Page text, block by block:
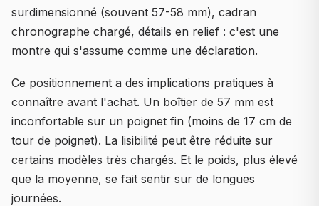
surdimensionné (souvent 57-58 mm), cadran
chronographe chargé, détails en relief : c'est une
montre qui s'assume comme une déclaration.
Ce positionnement a des implications pratiques à
connaître avant l'achat. Un boîtier de 57 mm est
inconfortable sur un poignet fin (moins de 17 cm de
tour de poignet). La lisibilité peut être réduite sur
certains modèles très chargés. Et le poids, plus élevé
que la moyenne, se fait sentir sur de longues
journées.